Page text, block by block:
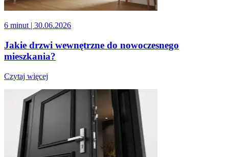
6 minut | 30.06.2026
Jakie drzwi wewnętrzne do nowoczesnego
mieszkania?
Czytaj więcej